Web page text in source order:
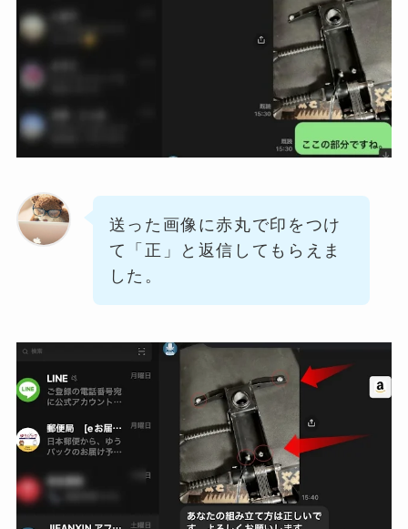
送った画像に赤丸で印をつけ
て「正」と返信してもらえま
した。